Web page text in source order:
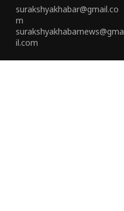
surakshyakhabar@gmail.co
m
surakshyakhabarnews@gma
il.com